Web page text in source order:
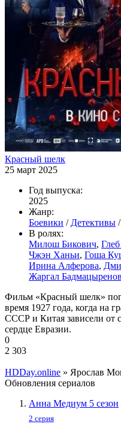
Красный шелк
25 март 2025
Год выпуска:
2025
Жанр:
Боевики / Детективы /
В ролях:
Милош Бикович,
Чжэн Ханьи, Гоша
Ирина Алферова,
Жаргал Бадмацыренов
Фильм «Красный шелк»
время 1927 года, когда на
СССР и Китая зависели от
сердце Евразии.
0
2 303
HDDay.online » Ярослав
Обновления сериалов
Анна Медиум 5 сезон
2 серия